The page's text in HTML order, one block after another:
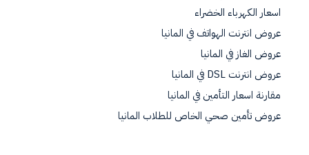
اسعار الكهرباء الخضراء
عروض انترنت الهواتف في المانيا
عروض الغاز في المانيا
عروض انترنت DSL في المانيا
مقارنة اسعار التأمين في المانيا
عروض تأمين صحي الخاص للطلاب المانيا